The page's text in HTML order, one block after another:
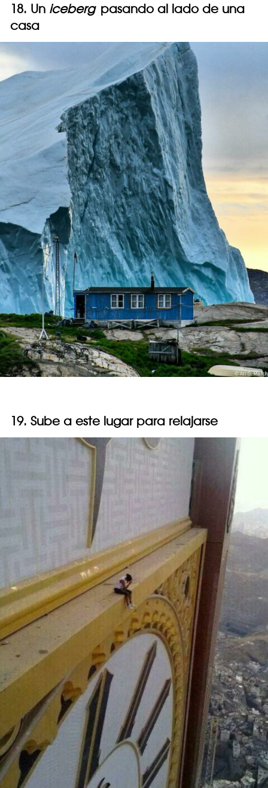
18. Un iceberg pasando al lado de una
casa
19. Sube a este lugar para relajarse